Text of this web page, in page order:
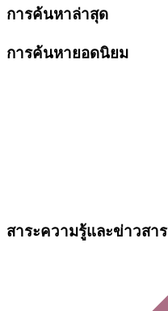
การค้นหาล่าสุด
การค้นหายอดนิยม
สาระความรู้และข่าวสาร